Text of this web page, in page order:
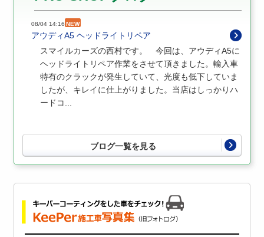
08/04 14:16 NEW
アウディA5 ヘッドライトリペア
スマイルカーズの西村です。 今回は、アウディA5に
ヘッドライトリペア作業をさせて頂きました。輸入車
特有のクラックが発生していて、光度も低下していま
したが、キレイに仕上がりました。当店はしっかりハ
ードコ...
ブログ一覧を見る